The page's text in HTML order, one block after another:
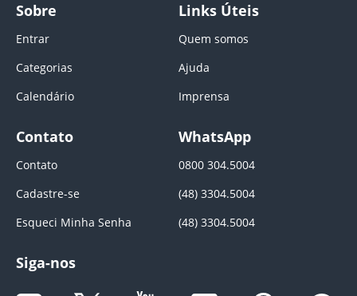
Sobre
Entrar
Categorias
Calendário
Links Úteis
Quem somos
Ajuda
Imprensa
Contato
Contato
Cadastre-se
Esqueci Minha Senha
WhatsApp
0800 304.5004
(48) 3304.5004
(48) 3304.5004
Siga-nos